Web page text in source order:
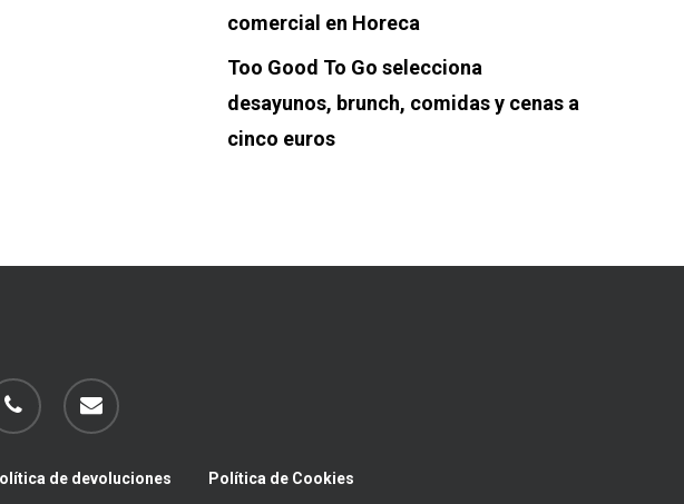
comercial en Horeca
Too Good To Go selecciona
desayunos, brunch, comidas y cenas a
cinco euros
email
de devoluciones Política de Cookies